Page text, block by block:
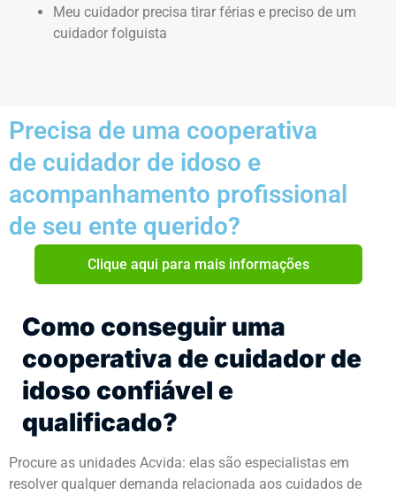
Meu cuidador precisa tirar férias e preciso de um
cuidador folguista
Precisa de uma cooperativa
de cuidador de idoso e
acompanhamento profissional
de seu ente querido?
Clique aqui para mais informações
Como conseguir uma
cooperativa de cuidador de
idoso confiável e
qualificado?
Procure as unidades Acvida: elas são especialistas em
resolver qualquer demanda relacionada aos cuidados de